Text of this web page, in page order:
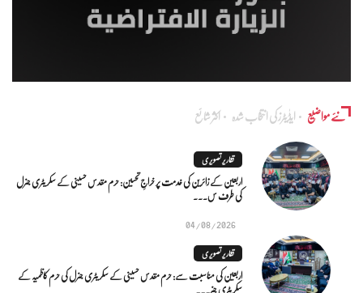
نئے مواضیع ایڈٰیٹرز کی انتخاب شدہ اکثر شائع
تقاریر تصویری
اربعین کے زائرین کی خدمت پر خراجِ تحسین: حرم مقدس حسینی کے سکریٹری جنرل
کی طرف س...
04/08/2026
تقاریر تصویری
اربعین کی مناسبت سے: حرم مقدس حسینی کے سکریٹری جنرل کی حرم کاظمیہ کے